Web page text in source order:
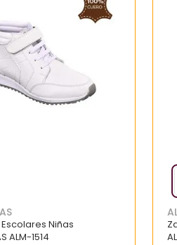
Niñas
ALM-1514